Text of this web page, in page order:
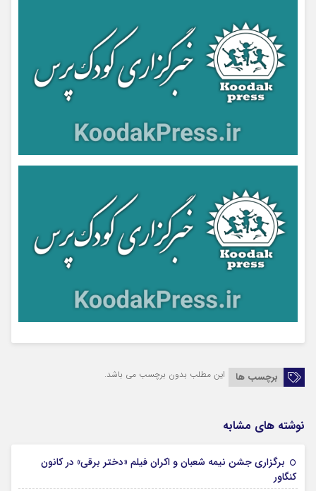
برچسب ها این مطلب بدون برچسب می باشد.
نوشته های مشابه
برگزاری جشن نیمه شعبان و اکران فیلم «دختر برقی» در کانون
کنگاور